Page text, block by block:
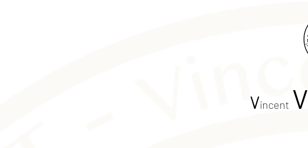
Vincent V